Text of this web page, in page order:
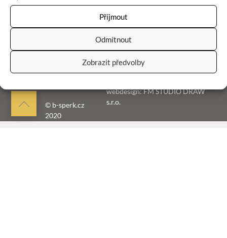
Příjmout
Odmítnout
Zobrazit předvolby
b-sperk.cz
Obchodní podmínky
Back
© b-sperk.cz
2020
webdesign: FM STUDIO DRAW
s.r.o.